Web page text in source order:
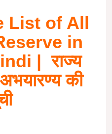
List of All
in
| राज्य
की